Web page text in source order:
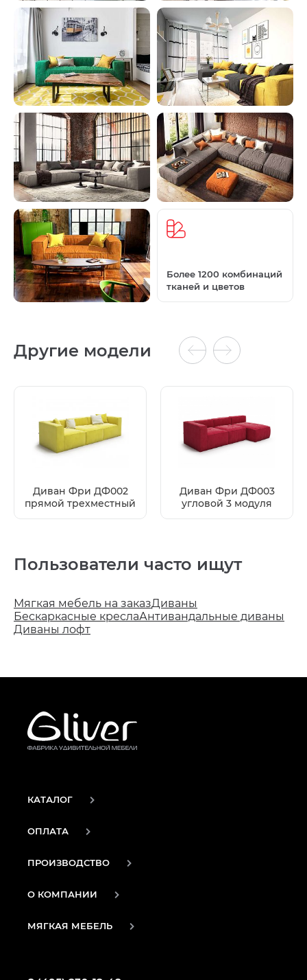
Более 1200 комбинаций
тканей и цветов
Другие модели
Диван Фри ДФ002
прямой трехместный
Диван Фри ДФ003
угловой 3 модуля
Пользователи часто ищут
Мягкая мебель на заказДиваны
Бескаркасные креслаАнтивандальные диваны
Диваны лофт
КАТАЛОГ
ОПЛАТА
ПРОИЗВОДСТВО
О КОМПАНИИ
МЯГКАЯ МЕБЕЛЬ